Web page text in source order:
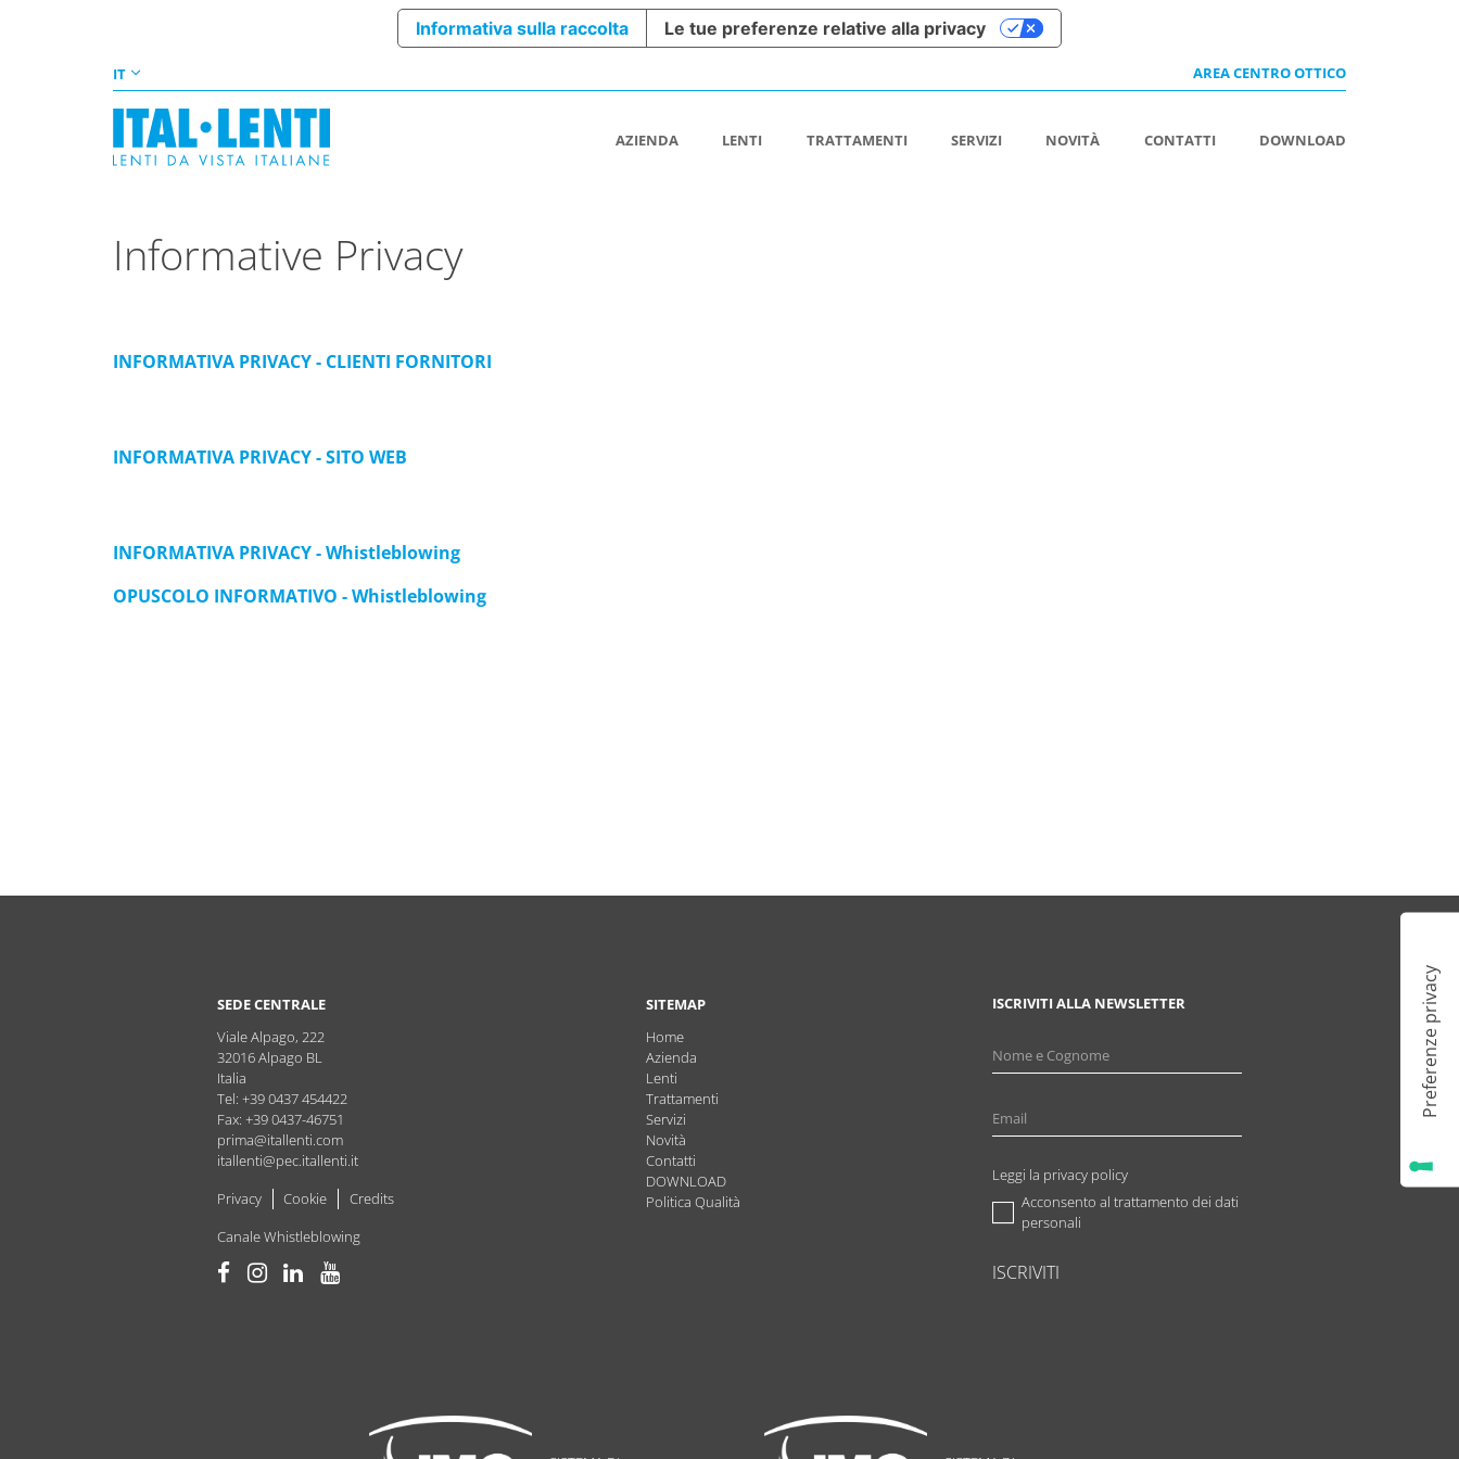
IT AREA CENTRO OTTICO
AZIENDA LENTI TRATTAMENTI SERVIZI NOVITÀ CONTATTI DOWNLOAD
Informative Privacy
INFORMATIVA PRIVACY - CLIENTI FORNITORI
INFORMATIVA PRIVACY - SITO WEB
INFORMATIVA PRIVACY - Whistleblowing
OPUSCOLO INFORMATIVO - Whistleblowing
ISCRIVITI ALLA NEWSLETTER
Leggi la privacy policy
Acconsento al trattamento dei dati
personali
ISCRIVITI
SITEMAP
Home
Azienda
Lenti
Trattamenti
Servizi
Novità
Contatti
DOWNLOAD
Politica Qualità
SEDE CENTRALE
Viale Alpago, 222
32016Alpago BL
Italia
Tel: +39 0437 454422
Fax: +39 0437-46751
prima@itallenti.com
itallenti@pec.itallenti.it
Privacy
Cookie
Credits
Canale Whistleblowing
Informativa sulla raccolta Le tue preferenze relative alla privacy